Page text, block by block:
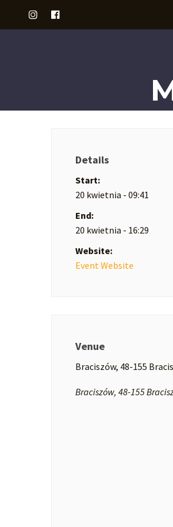
Details
Start:
20 kwietnia - 09:41
End:
20 kwietnia - 16:29
Website:
Event Website
Venue
Braciszów, 48-155
Braciszów, 48-155